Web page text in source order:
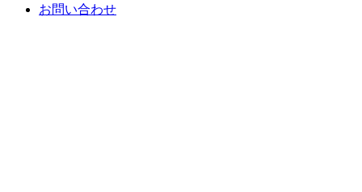
お問い合わせ